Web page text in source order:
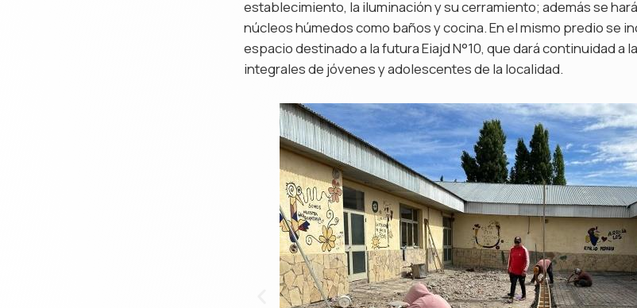
establecimiento, la iluminación y su cerramiento; además se
núcleos húmedos como baños y cocina. En el mismo predio se
espacio destinado a la futura Eiajd N°10, que dará continuidad a
integrales de jóvenes y adolescentes de la localidad.